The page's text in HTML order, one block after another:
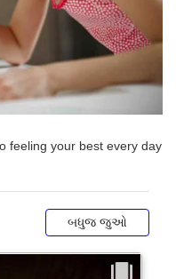
બધુજ જુઓ